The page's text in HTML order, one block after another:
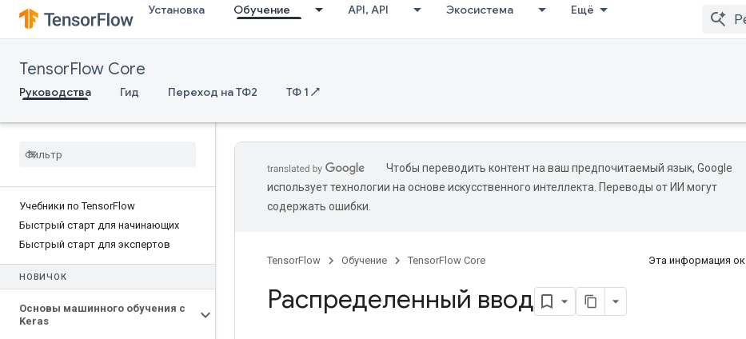
Установка Обучение API, API Экосистема Ещё
TensorFlow Core
Руководства Гид Переход на ТФ2 ТФ 1 ↗
Учебники по TensorFlow
Быстрый старт для начинающих
Быстрый старт для экспертов
НОВИЧОК
Основы машинного обучения с
Keras
Чтобы переводить контент на ваш предпочитаемый язык, Google
использует технологии на основе искусственного интеллекта. Переводы от ИИ могут
содержать ошибки.
TensorFlow Обучение TensorFlow Core Эта информация
Распределенный ввод